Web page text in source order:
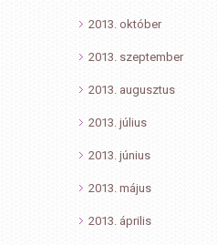
2013. október
2013. szeptember
2013. augusztus
2013. július
2013. június
2013. május
2013. április